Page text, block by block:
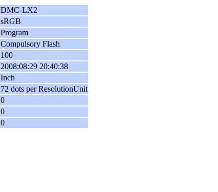
DMC-LX2
sRGB
Program
Compulsory Flash
100
2008:08:29 20:40:38
Inch
72 dots per ResolutionUnit
0
0
0